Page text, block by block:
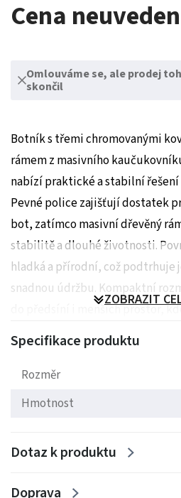
Cena
Omlouváme se, ale prodej
skončil
Botník s třemi chromovanými
rámem z masivního
nabízí praktické a stabilní
Pevné police zajišťují dostatek
bot, zatímco masivní dřevěný
stabilitě a dlouhé životnosti.
hladká a přírodní, což podtrhuje
snadnou údržbu. Kompaktní
do předsíní i menších prostor,
využít místo. Botník kombinuje
designem vhodným do různých
Rozměry: 80x30x50 cm
ZOBRAZIT
Specifikace produktu
Rozměr
Hmotnost
Dotaz k produktu
Doprava